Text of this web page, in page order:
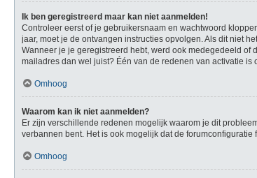
Ik ben geregistreerd maar kan niet aanmelden!
Controleer eerst of je gebruikersnaam en wachtwoord
jaar, moet je de ontvangen instructies opvolgen. Als dit niet
Wanneer je je geregistreerd hebt, werd ook medegedeeld
mailadres dan wel juist? Één van de redenen van activatie
Omhoog
Waarom kan ik niet aanmelden?
Er zijn verschillende redenen mogelijk waarom je dit
verbannen bent. Het is ook mogelijk dat de
Omhoog